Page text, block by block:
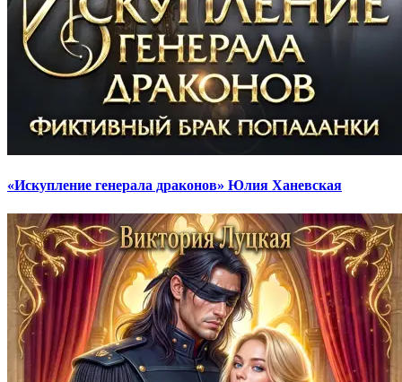
«Искупление генерала драконов» Юлия Ханевская